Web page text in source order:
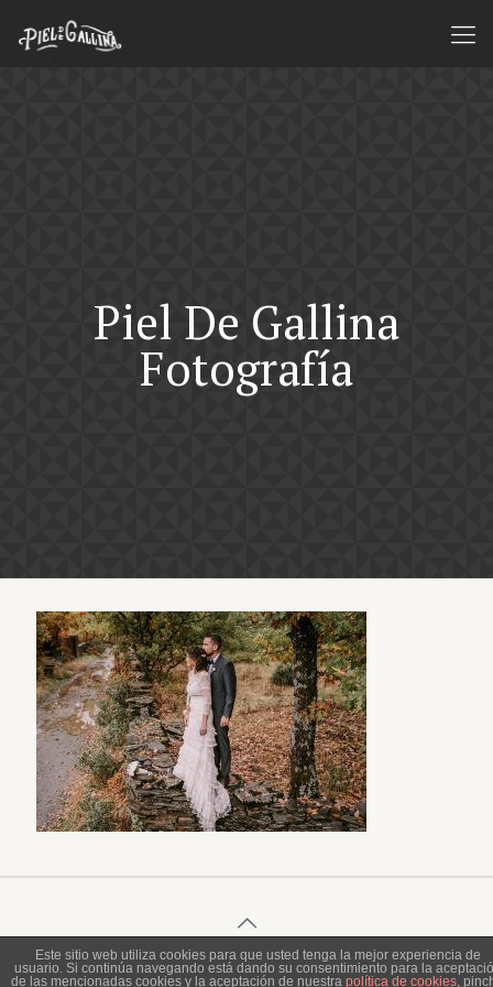
Piel De Gallina
Fotografía
© 2023 Piel de Gallina Fotografía
Este sitio web utiliza cookies para que usted tenga la mejor experiencia de
usuario. Si continúa navegando está dando su consentimiento para la
de las mencionadas cookies y la aceptación de nuestra política de cookies,